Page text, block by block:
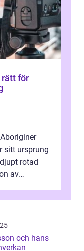
sitt ursprung
rotad
av
och hans